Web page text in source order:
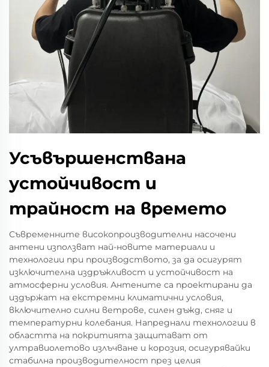
Усъвършенствана
устойчивост и
трайност на времето
Съвременните високопроизводителни насочени
антени използват най-новите материали и
технологии при производството, за да осигурят
изключителна издръжливост и устойчивост на
атмосферни условия. Антените са проектирани да
издържат на екстремни климатични условия,
включително силни ветрове, силен дъжд, сняг и
температурни колебания. Напреднали технологии в
областта на покритията защитават от
ултравиолетово излъчване и корозия, осигурявайки
стабилна производителност през целия